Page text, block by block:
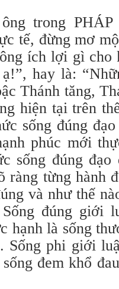
trong
tế, đừng mơ
ích lợi gì cho
hay là:
Thánh tăng,
hiện tại trên
sống đúng
phúc mới
sống đúng
ràng từng hành
và như thế
đúng giới
hạnh là sống
Sống phi giới
đem khổ